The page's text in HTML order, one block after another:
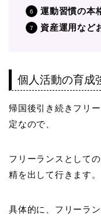
運動習慣の本
資産運用など
個人活動の育成
帰国後引き続きフリ
定なので、
フリーランスとして
精を出して行きます。
具体的に、フリーラ